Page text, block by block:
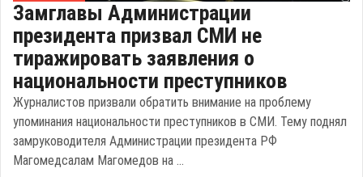
Замглавы Администрации
президента призвал СМИ не
тиражировать заявления о
национальности преступников
Журналистов призвали обратить внимание на проблему
упоминания национальности преступников в СМИ. Тему поднял
замруководителя Администрации президента РФ
Магомедсалам Магомедов на ...